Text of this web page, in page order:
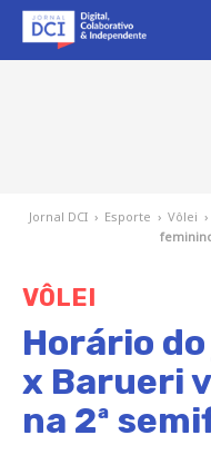
Jornal DCI › Esporte › Vôlei ›
VÔLEI
Horário
x Barueri
na 2ª